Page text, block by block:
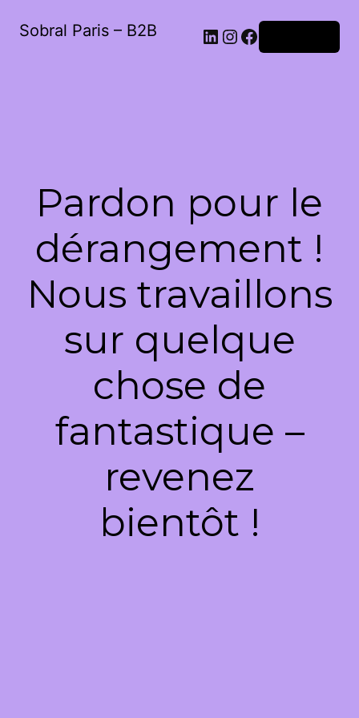
Sobral Paris – B2B LinkedIn
Instagram
Facebook
Pardon pour le
dérangement !
Nous travaillons
sur quelque
chose de
fantastique –
revenez
bientôt !